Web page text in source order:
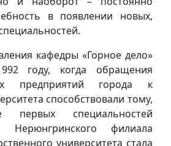
в появлении новых,
кафедры «Горное дело»
году, когда обращения
предприятий города к
способствовали тому,
специальностей
Нерюнгринского филиала
университета стала